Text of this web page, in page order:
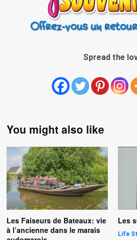
Spread the
You might also like
Les Faiseurs de Bateaux: vie
à l’ancienne dans le marais
Les
Life